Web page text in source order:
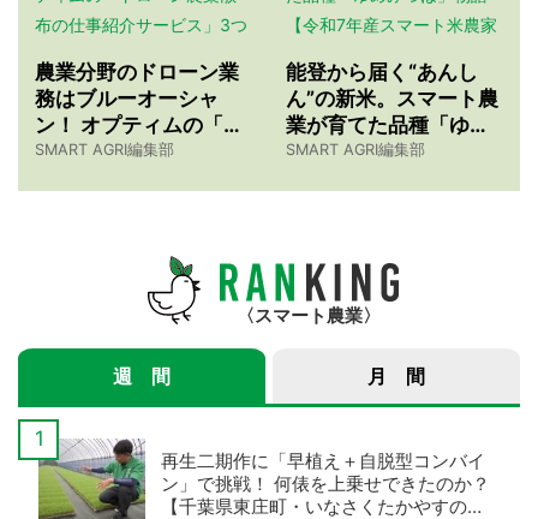
農業分野のドローン業
務はブルーオーシャ
ン！ オプティムの「ド
ローン農薬散布の仕事
SMART AGRI編集部
能登から届く“あんし
ん”の新米。スマート農
業が育てた品種「ゆめ
みづほ」物語 【令和7
SMART AGRI編集部
スマート農業
週 間 月 間
再生二期作に「早植え＋自脱型コンバイ
ン」で挑戦！ 何俵を上乗せできたのか？
【千葉県東庄町・いなさくたかやすの事